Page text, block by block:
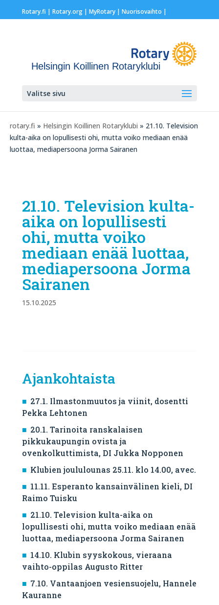
Rotary.fi | Rotary.org| MyRotary | Nuorisovaihto |
Helsingin Koillinen Rotaryklubi
Valitse sivu
rotary.fi » Helsingin Koillinen Rotaryklubi » 21.10. Television
kulta-aika on lopullisesti ohi, mutta voiko mediaan enää
luottaa, mediapersoona Jorma Sairanen
21.10. Television kulta-
aika on lopullisesti
ohi, mutta voiko
mediaan enää luottaa,
mediapersoona Jorma
Sairanen
15.10.2025
Ajankohtaista
27.1. Ilmastonmuutos ja viinit, dosentti
Pekka Lehtonen
20.1. Tarinoita ranskalaisen
pikkukaupungin ovista ja
ovenkolkuttimista, DI Jukka Nopponen
Klubien joululounas 25.11. klo 14.00, avec.
11.11. Esperanto kansainvälinen kieli, DI
Raimo Tuisku
21.10. Television kulta-aika on
lopullisesti ohi, mutta voiko mediaan enää
luottaa, mediapersoona Jorma Sairanen
14.10. Klubin syyskokous, vieraana
vaihto-oppilas Augusto Ritter
7.10. Vantaanjoen vesiensuojelu, Hannele
Kauranne